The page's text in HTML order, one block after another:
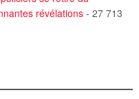
révélations - 27 713